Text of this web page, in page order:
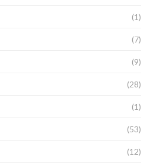
(1)
(7)
(9)
(28)
(1)
(53)
(12)